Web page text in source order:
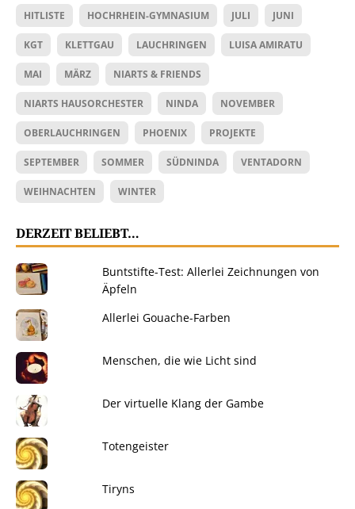
HITLISTE HOCHRHEIN-GYMNASIUM JULI JUNI
KGT KLETTGAU LAUCHRINGEN LUISA AMIRATU
MAI MÄRZ NIARTS & FRIENDS
NIARTS HAUSORCHESTER NINDA NOVEMBER
OBERLAUCHRINGEN PHOENIX PROJEKTE
SEPTEMBER SOMMER SÜDNINDA VENTADORN
WEIHNACHTEN WINTER
DERZEIT BELIEBT…
Buntstifte-Test: Allerlei Zeichnungen von
Äpfeln
Allerlei Gouache-Farben
Menschen, die wie Licht sind
Der virtuelle Klang der Gambe
Totengeister
Tiryns